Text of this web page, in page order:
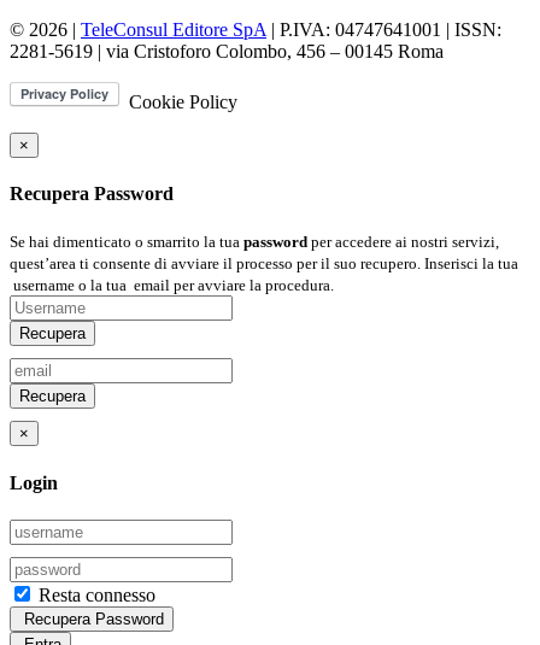
© 2026 | TeleConsul Editore SpA | P.IVA: 04747641001 | ISSN:
2281-5619 | via Cristoforo Colombo, 456 – 00145 Roma
Cookie Policy
×
Recupera Password
Se hai dimenticato o smarrito la tua password per accedere ai nostri servizi,
quest’area ti consente di avviare il processo per il suo recupero. Inserisci la tua
username o la tua email per avviare la procedura.
Recupera
Recupera
×
Login
Resta connesso
Recupera Password